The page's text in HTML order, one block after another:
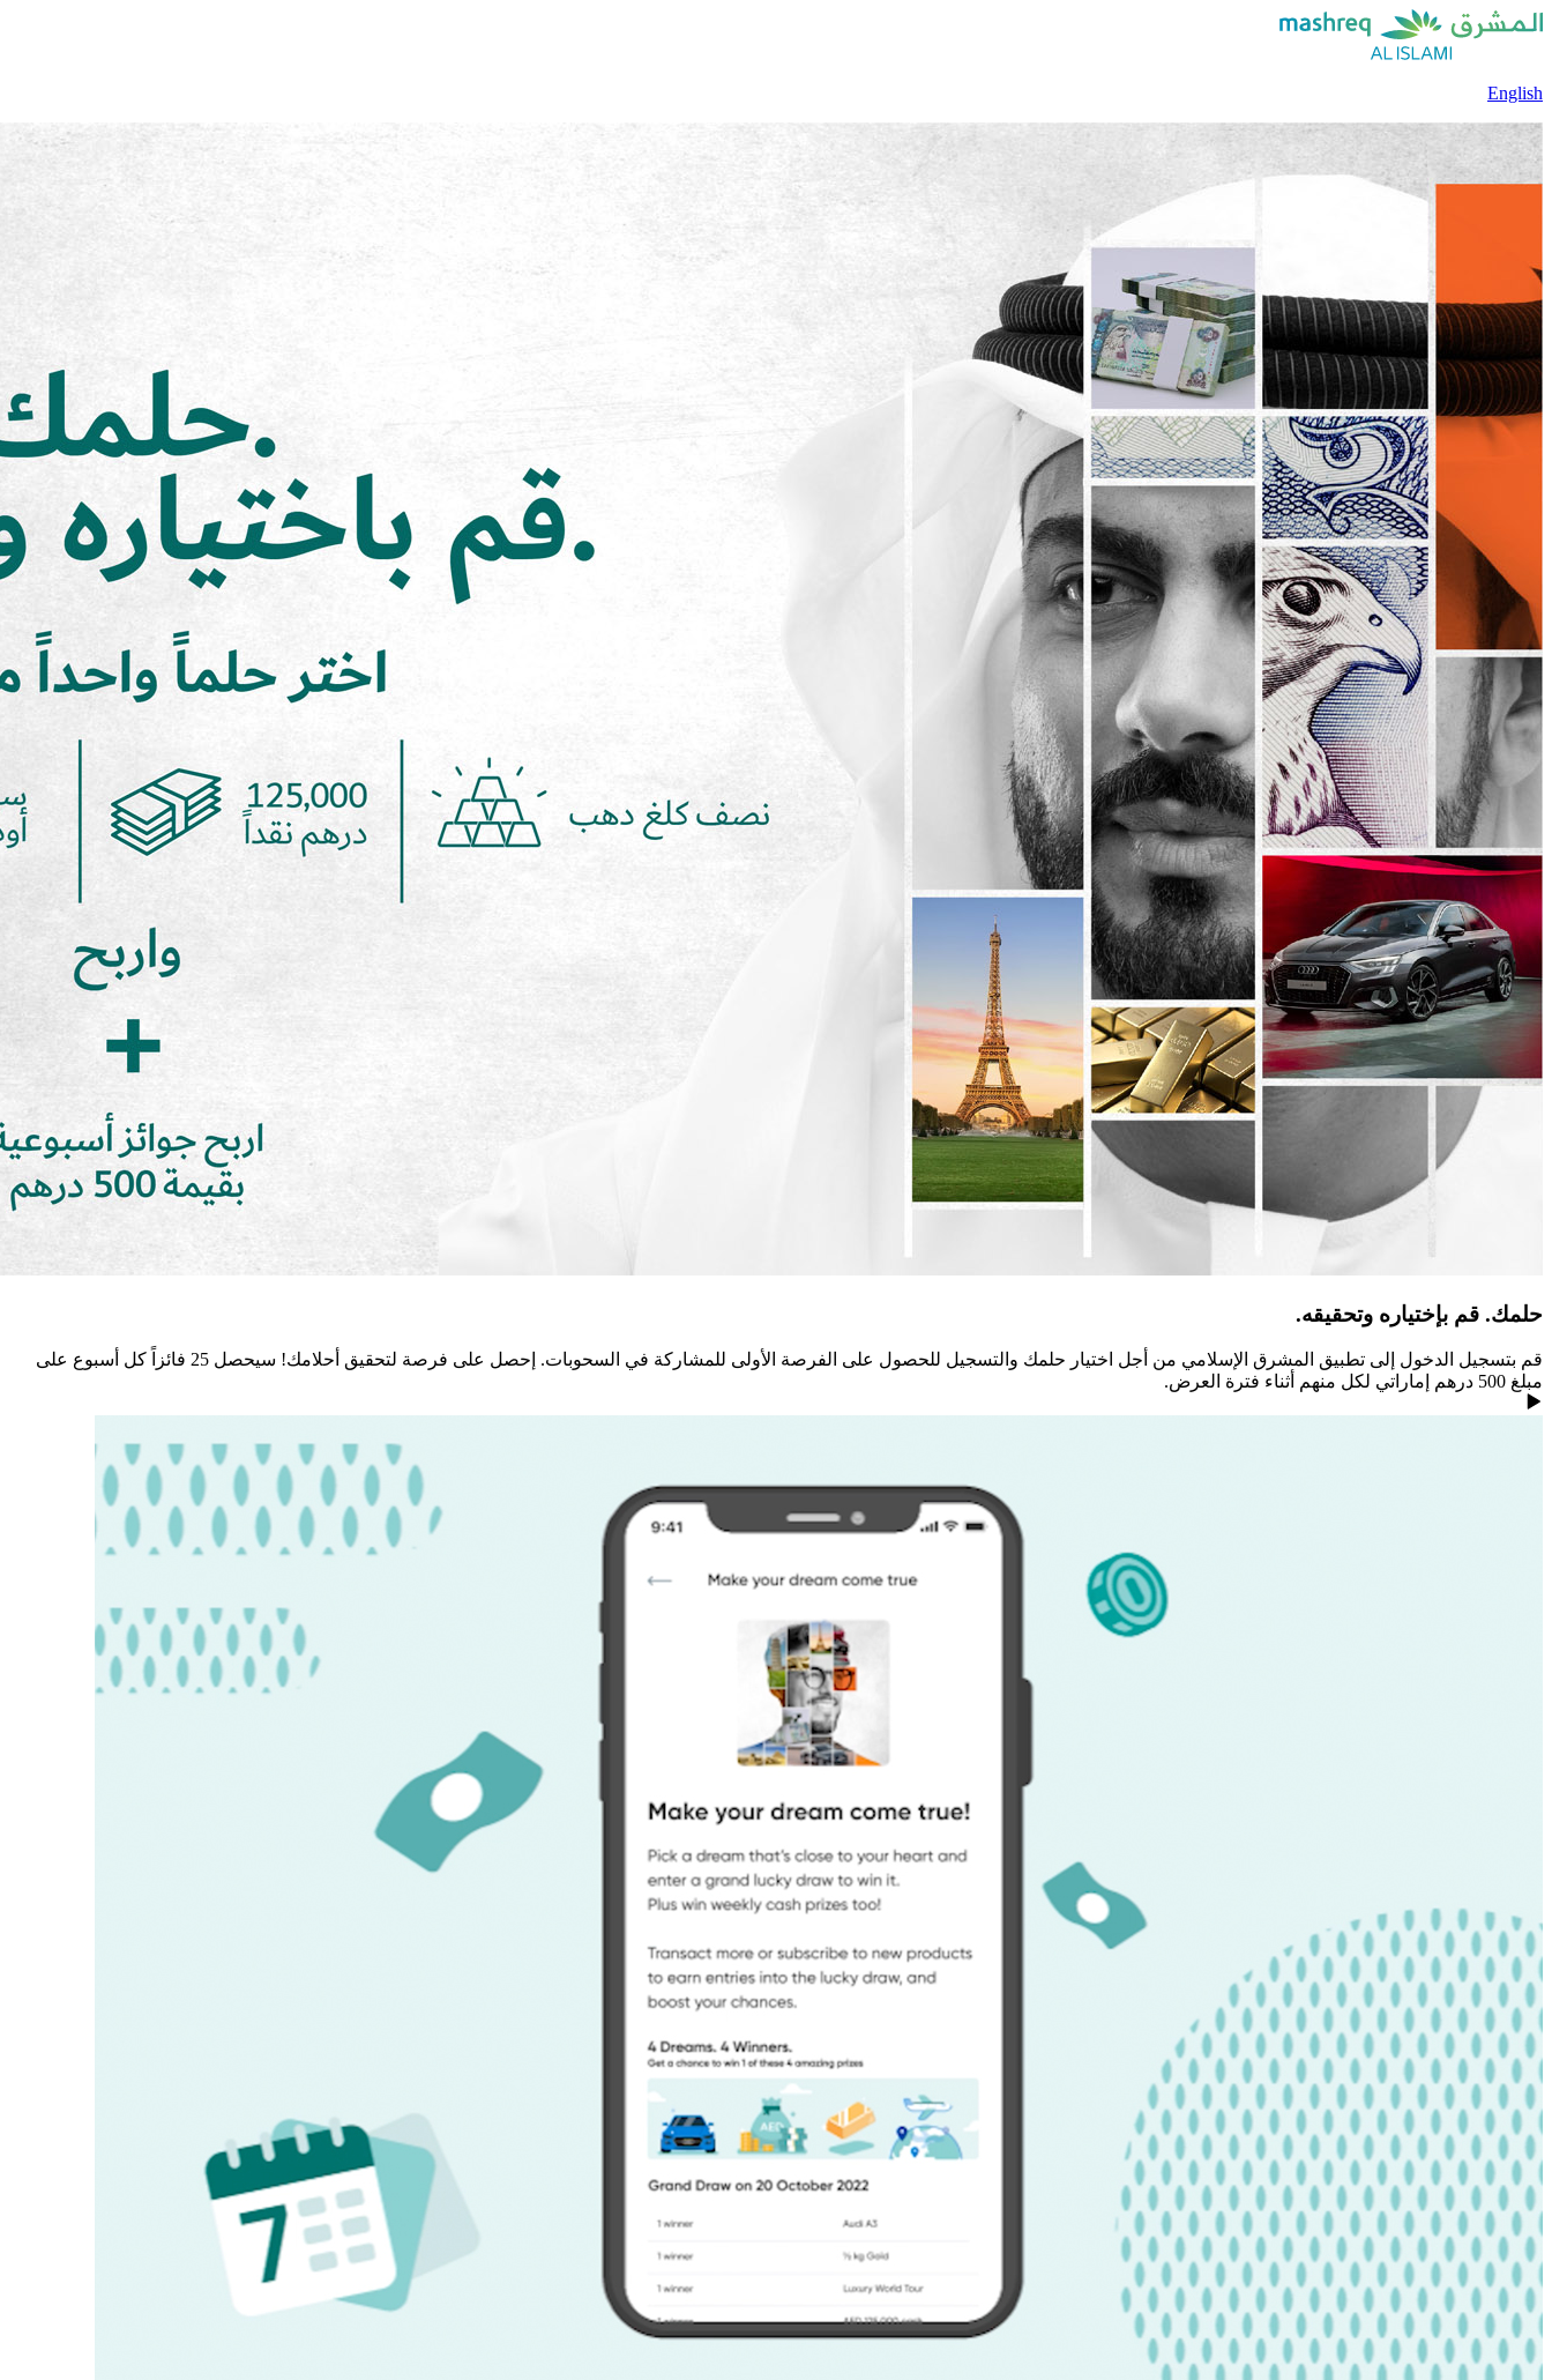
English
حلمك. قم بإختياره وتحقيقه.
قم بتسجيل الدخول إلى تطبيق المشرق الإسلامي من أجل اختيار حلمك والتسجيل للحصول على الفرصة الأولى للمشاركة في السحوبات. إحصل على فرصة لتحقيق أحلامك! سيحصل 25 فائزاً كل أسبوع على
مبلغ 500 درهم إماراتي لكل منهم أثناء فترة العرض.